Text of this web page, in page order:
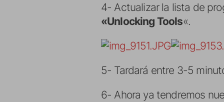
4- Actualizar la lista de
«Unlocking Tools«.
5- Tardará entre 3-5
6- Ahora ya tendremos